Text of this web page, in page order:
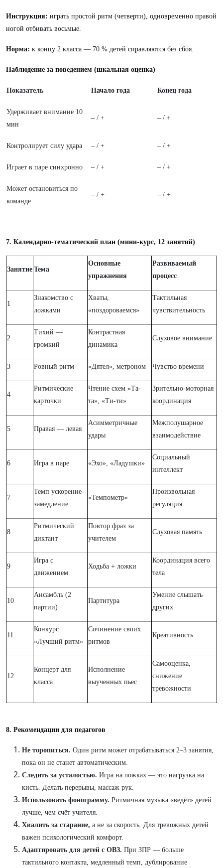
Инструкция: играть простой ритм (четверти), одновременно правой
ногой отбивать восьмые.
Норма: к концу 2 класса — 70 % детей справляются без сбоя.
Наблюдение за поведением (шкальная оценка)
Показатель Начало года Конец года
Удерживает внимание 10
мин
– / + – / +
Контролирует силу удара – / + – / +
Играет в паре синхронно – / + – / +
Может остановиться по
команде
– / + – / +
7. Календарно-тематический план (мини-курс, 12 занятий)
Занятие Тема
Основные
упражнения
Развиваемый
процесс
1
Знакомство с
ложками
Хваты,
«поздороваемся»
Тактильная
чувствительность
2
Тихий —
громкий
Контрастная
динамика
Слуховое внимание
3 Ровный ритм «Дятел», метроном Чувство времени
4
Ритмические
карточки
Чтение схем «Та-
та», «Ти-ти»
Зрительно-моторная
координация
5 Правая — левая
Асимметричные
удары
Межполушарное
взаимодействие
6 Игра в паре «Эхо», «Ладушки»
Социальный
интеллект
7
Темп ускорение-
замедление
«Темпометр»
Произвольная
регуляция
8
Ритмический
диктант
Повтор фраз за
учителем
Слуховая память
9
Игра с
движением
Ходьба + ложки
Координация всего
тела
10
Ансамбль (2
партии)
Партитура
Умение слышать
других
11
Конкурс
«Лучший ритм»
Сочинение своих
ритмов
Креативность
12
Концерт для
класса
Исполнение
выученных пьес
Самооценка,
снижение
тревожности
8. Рекомендации для педагогов
Не торопиться. Один ритм может отрабатываться 2–3 занятия,
пока он не станет автоматическим.
Следить за усталостью. Игра на ложках — это нагрузка на
кисть. Делать перерывы, массаж рук.
Использовать фонограмму. Ритмичная музыка «ведёт» детей
лучше, чем счёт учителя.
Хвалить за старание, а не за скорость. Для тревожных детей
важен психологический комфорт.
Адаптировать для детей с ОВЗ. При ЗПР — больше
тактильного контакта, медленный темп, дублирование